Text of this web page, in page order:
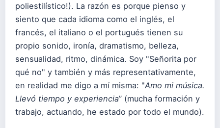
poliestilístico!). La razón es porque pienso y
siento que cada idioma como el inglés, el
francés, el italiano o el portugués tienen su
propio sonido, ironía, dramatismo, belleza,
sensualidad, ritmo, dinámica. Soy "Señorita por
qué no" y también y más representativamente,
en realidad me digo a mí misma: "Amo mi música.
Llevó tiempo y experiencia” (mucha formación y
trabajo, actuando, he estado por todo el mundo).